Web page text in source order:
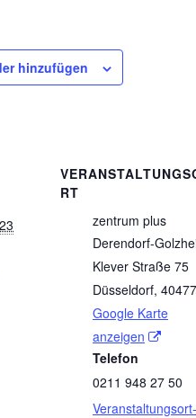
hinzufügen
RT
zentrum plus
Derendorf-
Klever Straße 75
Düsseldorf, 40477
Google Karte
anzeigen
n
e
Telefon
0211 948 27 50
Veranstaltungsort-